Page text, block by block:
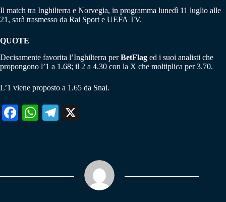
Il match tra Inghilterra e Norvegia, in programma lunedì 11 luglio alle
21, sarà trasmesso da Rai Sport e UEFA TV.
QUOTE
Decisamente favorita l’Inghilterra perBetFlag ed i suoi analisti che
propongono l’1 a 1.68; il 2 a 4.30 con la X che moltiplica per 3.70.
L’1 viene proposto a 1.65 da Snai.
Fa W
pp
Te
m